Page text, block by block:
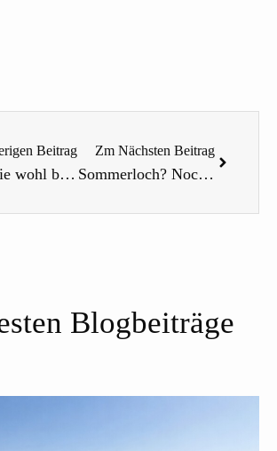
Beitrag
LINK: Die wohl beste Infoquelle und Beratung zum Thema Solarstrom im Wohnmobil
Zm Nächsten Beitrag
Sommerloch? Noch ist im Ausbau wenig zu tun. Wir beschäftigen uns auf dem Dach unseres Koffers mit dem Antenneneinbau und dem Einbau der Lüftung.
Blogbeiträge